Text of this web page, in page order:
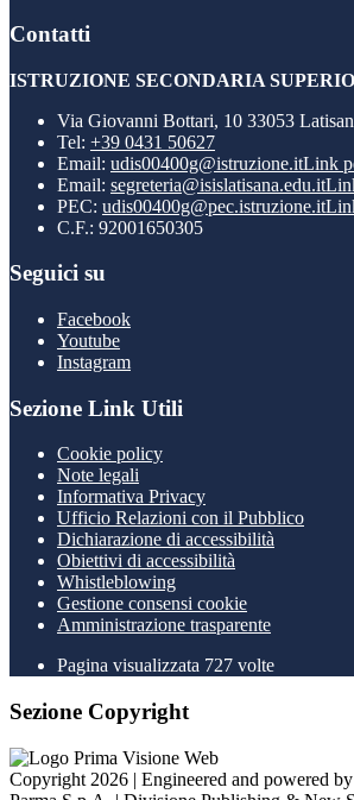
Contatti
ISTRUZIONE SECONDARIA
Via Giovanni Bottari, 10 33053
Tel: +39 0431 50627
Email: udis00400g@istruzione.itLink
Email: segreteria@isislatisana.edu.it
PEC: udis00400g@pec.istruzione.it
C.F.: 92001650305
Seguici su
Facebook
Youtube
Instagram
Sezione Link Utili
Cookie policy
Note legali
Informativa Privacy
Ufficio Relazioni con il Pubblico
Dichiarazione di accessibilità
Obiettivi di accessibilità
Whistleblowing
Gestione consensi cookie
Amministrazione trasparente
Pagina visualizzata 727 volte
Sezione Copyright
Copyright 2026 | Engineered and powered